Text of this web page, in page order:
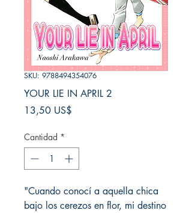
SKU: 9788494354076
YOUR LIE IN APRIL 2
13,50 US$
Cantidad *
"Cuando conocí a aquella chica
bajo los cerezos en flor, mi destino